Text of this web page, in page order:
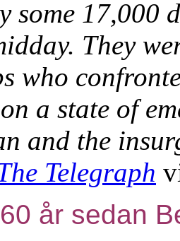
some 17,000
They
who
a state of
and the
Telegraph
år sedan